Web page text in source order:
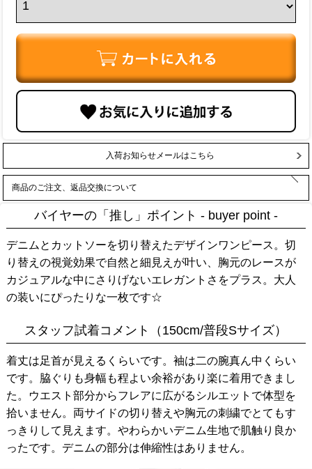
入荷お知らせメールはこちら
商品のご注文、返品交換について
バイヤーの「推し」ポイント - buyer point -
デニムとカットソーを切り替えたデザインワンピース。切
り替えの視覚効果で自然と細見えが叶い、胸元のレースが
カジュアルな中にさりげないエレガントさをプラス。大人
の装いにぴったりな一枚です☆
スタッフ試着コメント（150cm/普段Sサイズ）
着丈は足首が見えるくらいです。袖は二の腕真ん中くらい
です。脇ぐりも身幅も程よい余裕があり楽に着用できまし
た。ウエスト部分からフレアに広がるシルエットで体型を
拾いません。両サイドの切り替えや胸元の刺繍でとてもす
っきりして見えます。やわらかいデニム生地で肌触り良か
ったです。デニムの部分は伸縮性はありません。